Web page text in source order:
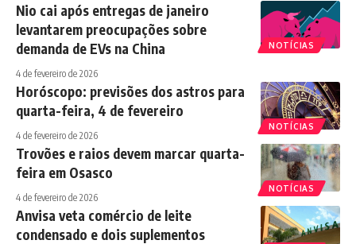
NOTÍCIAS
Nio cai após entregas de janeiro
levantarem preocupações sobre
demanda de EVs na China
4 de fevereiro de 2026
NOTÍCIAS
Horóscopo: previsões dos astros para
quarta-feira, 4 de fevereiro
4 de fevereiro de 2026
NOTÍCIAS
Trovões e raios devem marcar quarta-
feira em Osasco
4 de fevereiro de 2026
Anvisa veta comércio de leite
condensado e dois suplementos